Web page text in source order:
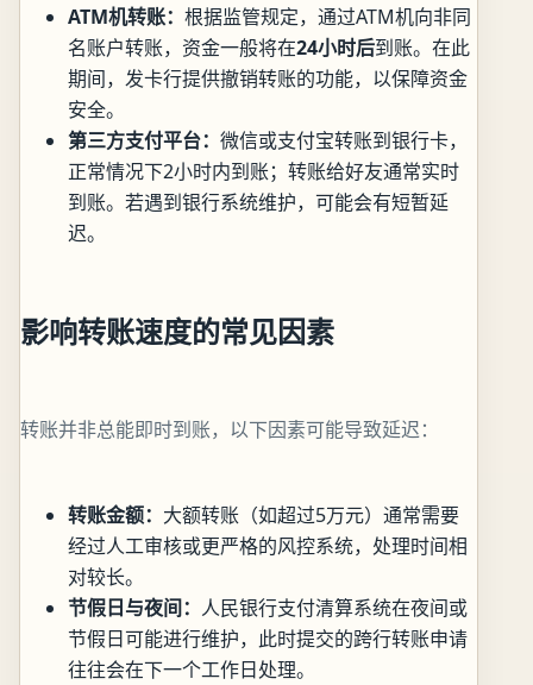
ATM机转账： 根据监管规定，通过ATM机向非同
名账户转账，资金一般将在24小时后到账。在此
期间，发卡行提供撤销转账的功能，以保障资金
安全。
第三方支付平台： 微信或支付宝转账到银行卡，
正常情况下2小时内到账；转账给好友通常实时
到账。若遇到银行系统维护，可能会有短暂延
迟。
影响转账速度的常见因素
转账并非总能即时到账，以下因素可能导致延迟：
转账金额： 大额转账（如超过5万元）通常需要
经过人工审核或更严格的风控系统，处理时间相
对较长。
节假日与夜间： 人民银行支付清算系统在夜间或
节假日可能进行维护，此时提交的跨行转账申请
往往会在下一个工作日处理。